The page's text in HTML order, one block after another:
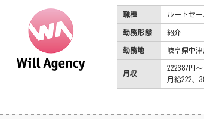
職種 ルートセ
勤務形態 紹介
勤務地 岐阜県中津
月収
222387円～
月給222、